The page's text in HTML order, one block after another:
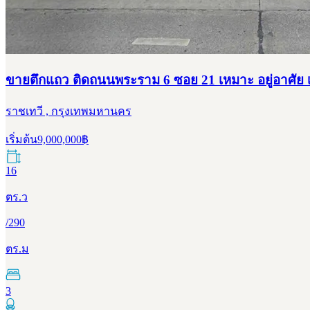
ขายตึกแถว ติดถนนพระราม 6 ซอย 21 เหมาะ อยู่อาศัย
ราชเทวี , กรุงเทพมหานคร
เริ่มต้น9,000,000฿
16
ตร.ว
/290
ตร.ม
3